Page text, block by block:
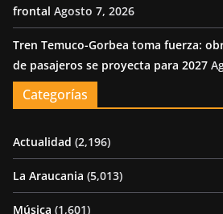
frontal Agosto 7, 2026
Tren Temuco-Gorbea toma fuerza:
de pasajeros se proyecta para 2027
Categorías
Actualidad (2,196)
La Araucania (5,013)
Música (1,601)